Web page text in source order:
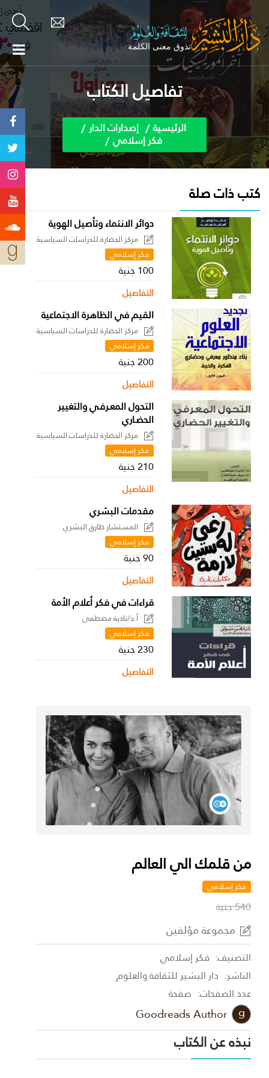
تفاصيل الكتاب
الرئيسية إصدارات الدار
فكر إسلامي
كتب ذات صلة
دوائر الانتماء وتأصيل الهوية
مركز الحضارة للدراسات السياسية
فكر إسلامي
100 جنية
التفاصيل
القيم في الظاهرة الاجتماعية
مركز الحضارة للدراسات السياسية
فكر إسلامي
200 جنية
التفاصيل
التحول المعـرفـي والتغيير
الحضـاري
مركز الحضارة للدراسات السياسية
فكر إسلامي
210 جنية
التفاصيل
مقدمات البشري
المستشار طارق البشري
فكر إسلامي
90 جنية
التفاصيل
قراءات في فكر أعلام الأمة
أ.د/نادية مصطفى
فكر إسلامي
230 جنية
التفاصيل
من قلمك الي العالم
فكر إسلامي
540 جنية
مجموعة مؤلفين
التصنيف: فكر إسلامي
الناشر: دار البشير للثقافة والعلوم
عدد الصفحات: صفحة
Goodreads Author
نبذه عن الكتاب